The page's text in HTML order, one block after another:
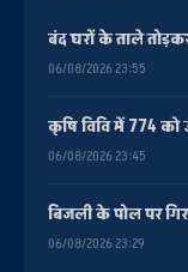
बंद घरों के ताले
06/08/2026 23:55
कृषि विवि में 774 को
06/08/2026 23:45
बिजली के पोल पर
06/08/2026 23:29